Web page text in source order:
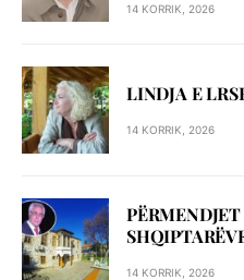
14 KORRIK, 2026
LINDJA E
14 KORRIK, 2026
14 KORRIK, 2026